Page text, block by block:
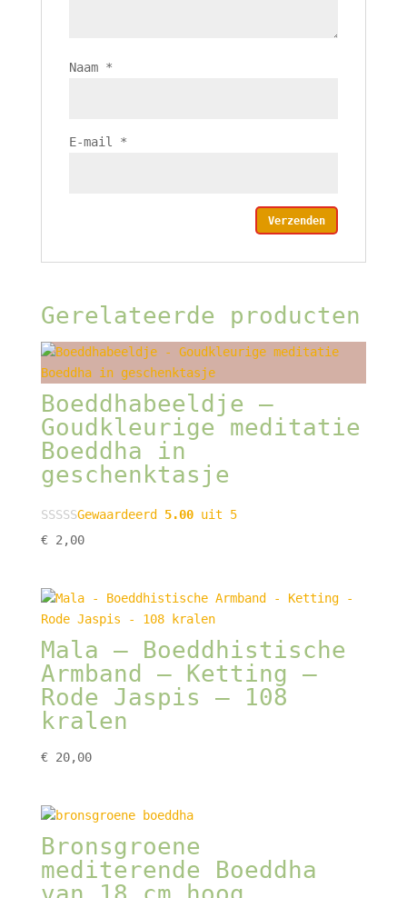
Naam *
E-mail *
Gerelateerde producten
Boeddhabeeldje –
Goudkleurige meditatie
Boeddha in
geschenktasje
Gewaardeerd 5.00uit 5
€2,00
Mala – Boeddhistische
Armband – Ketting –
Rode Jaspis – 108
kralen
€20,00
Bronsgroene
mediterende Boeddha